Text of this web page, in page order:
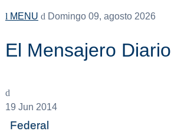
MENU Domingo 09, agosto 2026
El Mensajero Diario
19 Jun 2014
Federal